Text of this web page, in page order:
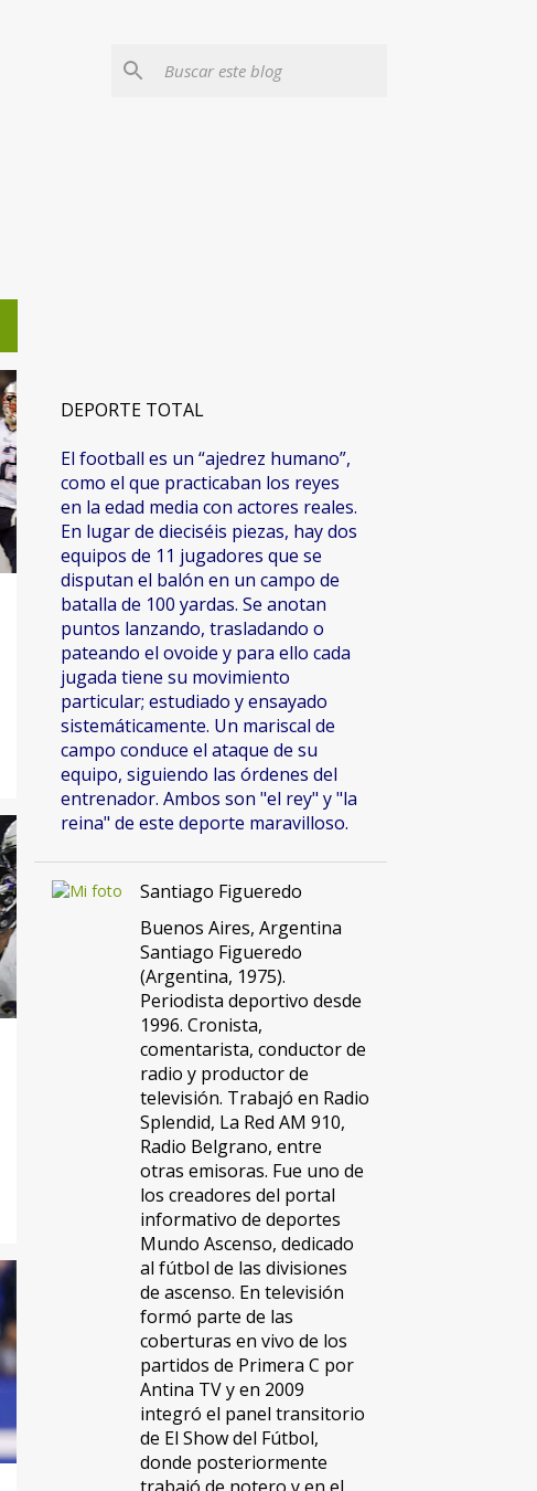
DEPORTE TOTAL
El football es un “ajedrez humano”,
como el que practicaban los reyes
en la edad media con actores reales.
En lugar de dieciséis piezas, hay dos
equipos de 11 jugadores que se
disputan el balón en un campo de
batalla de 100 yardas. Se anotan
puntos lanzando, trasladando o
pateando el ovoide y para ello cada
jugada tiene su movimiento
particular; estudiado y ensayado
sistemáticamente. Un mariscal de
campo conduce el ataque de su
equipo, siguiendo las órdenes del
entrenador. Ambos son "el rey" y "la
reina" de este deporte maravilloso.
Santiago Figueredo
Buenos Aires, Argentina
Santiago Figueredo
(Argentina, 1975).
Periodista deportivo desde
1996. Cronista,
comentarista, conductor de
radio y productor de
televisión. Trabajó en Radio
Splendid, La Red AM 910,
Radio Belgrano, entre
otras emisoras. Fue uno de
los creadores del portal
informativo de deportes
Mundo Ascenso, dedicado
al fútbol de las divisiones
de ascenso. En televisión
formó parte de las
coberturas en vivo de los
partidos de Primera C por
Antina TV y en 2009
integró el panel transitorio
de El Show del Fútbol,
donde posteriormente